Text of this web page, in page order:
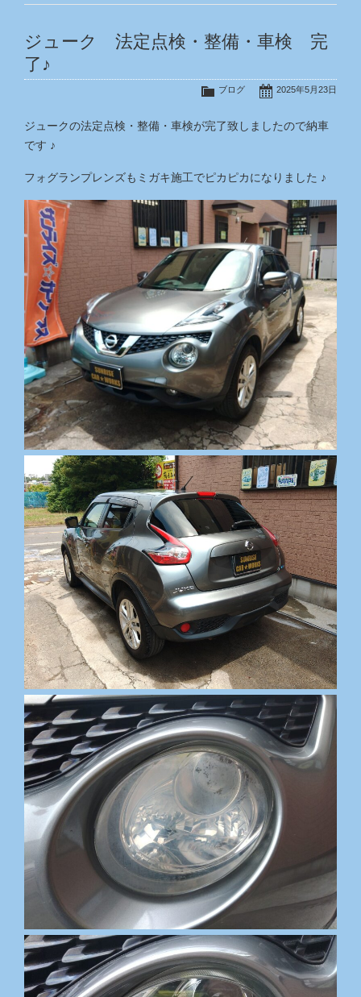
ジューク 法定点検・整備・車検 完
了♪
2025年5月23日
ブログ
ジュークの法定点検・整備・車検が完了致しましたので納車
です ♪
フォグランプレンズもミガキ施工でピカピカになりました ♪